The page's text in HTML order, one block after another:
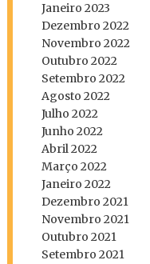
Janeiro 2023
Dezembro 2022
Novembro 2022
Outubro 2022
Setembro 2022
Agosto 2022
Julho 2022
Junho 2022
Abril 2022
Março 2022
Janeiro 2022
Dezembro 2021
Novembro 2021
Outubro 2021
Setembro 2021